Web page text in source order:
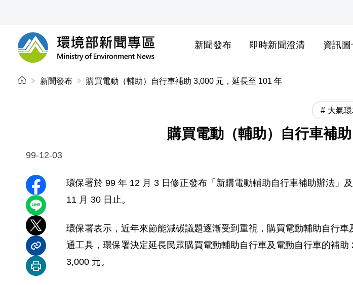
環境部新聞專區
新聞發布 即時新聞澄清 資訊圖
新聞發布 購買電動（輔助）自行車補助 3,000 元，延長至 101 年
大氣
購買電動（輔助）自行車補
99-12-03
分享至 Facebook
分享到 LINE
分享到 X
分享內容連結
列印本頁
環保署於 99 年 12 月 3 日修正發布「新購電動輔助自行車補助辦法」
11 月 30 日止。
環保署表示，近年來節能減碳議題逐漸受到重視，購買電動輔助自行
通工具，環保署決定延長民眾購買電動輔助自行車及電動自行車的補
3,000 元。